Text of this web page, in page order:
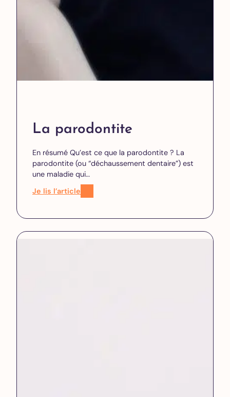
La parodontite
En résumé Qu’est ce que la parodontite ? La
parodontite (ou “déchaussement dentaire”) est
une maladie qui…
Je lis l’article